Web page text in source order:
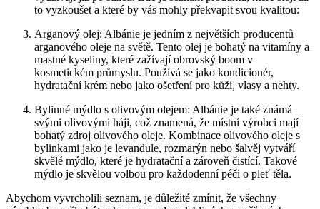
to vyzkoušet a které‌ by⁢ vás⁤ mohly ⁤překvapit svou ​kvalitou:
Arganový ⁣olej: Albánie je jedním z největších‌ producentů
arganového oleje ⁤na světě. Tento olej ​je bohatý na vitamíny ⁤a
mastné⁣ kyseliny, které zažívají ‌obrovský boom v
kosmetickém průmyslu. Používá⁤ se jako kondicionér,
hydratační⁣ krém nebo jako ošetření pro kůži, vlasy a nehty.
Bylinné⁢ mýdlo ​s‍ olivovým olejem: Albánie⁤ je také známá
⁣svými ​olivovými​ háji, což znamená, že ​místní výrobci mají
bohatý zdroj ‍olivového ⁣oleje. Kombinace olivového ​oleje⁢ s
bylinkami jako je levandule, rozmarýn nebo šalvěj vytváří
skvělé mýdlo, které ⁤je hydratační a zároveň⁤ čistící. ⁣Takové
mýdlo⁢ je skvělou volbou⁢ pro každodenní ​péči o ‌pleť ⁢těla.
Abychom vyvrcholili ⁣seznam, je⁢ důležité​ zmínit, že všechny